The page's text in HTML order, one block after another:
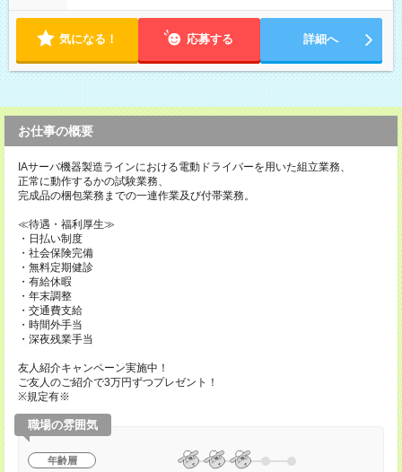
気になる！ 応募する 詳細へ
お仕事の概要
IAサーバ機器製造ラインにおける電動ドライバーを用いた組立業務、
正常に動作するかの試験業務、
完成品の梱包業務までの一連作業及び付帯業務。
≪待遇・福利厚生≫
・日払い制度
・社会保険完備
・無料定期健診
・有給休暇
・年末調整
・交通費支給
・時間外手当
・深夜残業手当
友人紹介キャンペーン実施中！
ご友人のご紹介で3万円ずつプレゼント！
※規定有※
職場の雰囲気
年齢層